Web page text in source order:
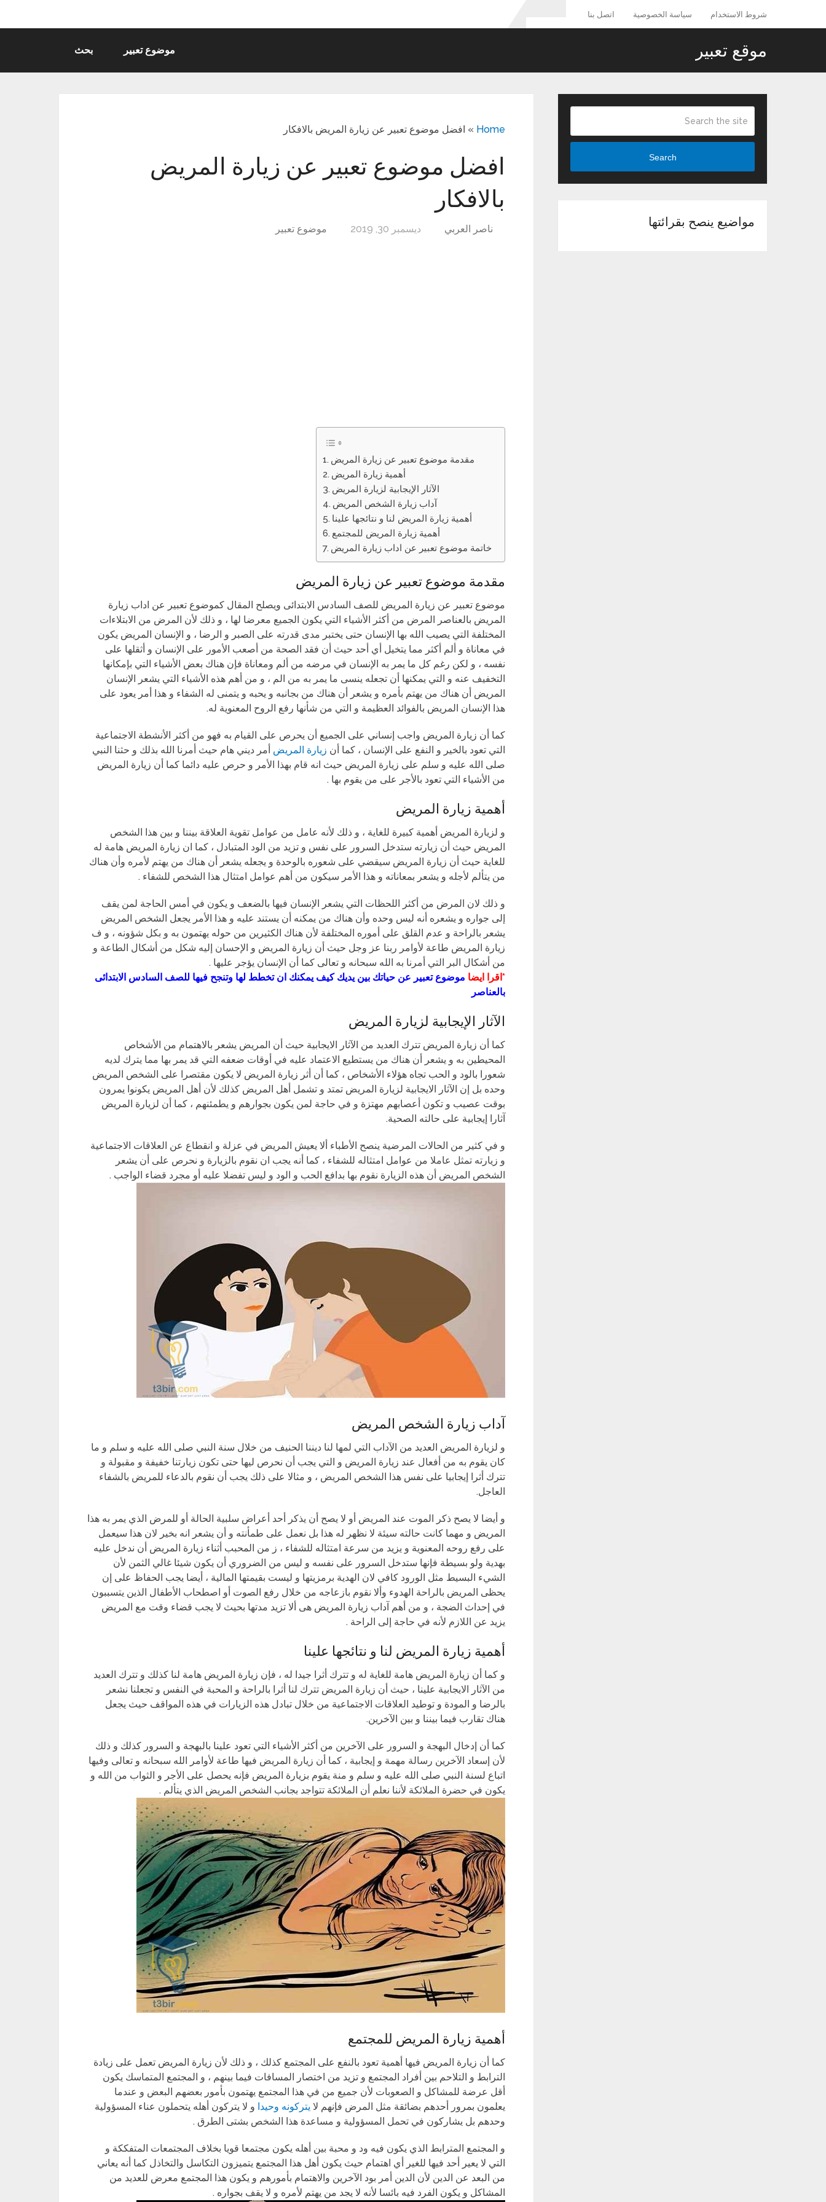
شروط الاستخدام سياسة الخصوصية اتصل بنا
موقع تعبير موضوع تعبير بحث
Home
» افضل موضوع تعبير عن زيارة المريض بالافكار
افضل موضوع تعبير عن زيارة المريض
بالافكار
ناصر العربي ديسمبر 30, 2019 موضوع تعبير
مقدمة موضوع تعبير عن زيارة المريض
أهمية زيارة المريض
الآثار الإيجابية لزيارة المريض
آداب زيارة الشخص المريض
أهمية زيارة المريض لنا و نتائجها علينا
أهمية زيارة المريض للمجتمع
خاتمة موضوع تعبير عن اداب زيارة المريض
مقدمة موضوع تعبير عن زيارة المريض
موضوع تعبير عن زيارة المريض للصف السادس الابتدائى ويصلح المقال كموضوع تعبير عن اداب زيارة
المريض بالعناصر المرض من أكثر الأشياء التي يكون الجميع معرضا لها ، و ذلك لأن المرض من الابتلاءات
المختلفة التي يصيب الله بها الإنسان حتى يختبر مدى قدرته على الصبر و الرضا ، و الإنسان المريض يكون
في معاناة و ألم أكثر مما يتخيل أي أحد حيث أن فقد الصحة من أصعب الأمور على الإنسان و أثقلها على
نفسه ، و لكن رغم كل ما يمر به الإنسان في مرضه من ألم ومعاناة فإن هناك بعض الأشياء التي بإمكانها
التخفيف عنه و التي يمكنها أن تجعله ينسى ما يمر به من الم ، و من أهم هذه الأشياء التي يشعر الإنسان
المريض أن هناك من يهتم بأمره و يشعر أن هناك من بجانبه و يحبه و يتمنى له الشفاء و هذا أمر يعود على
هذا الإنسان المريض بالفوائد العظيمة و التي من شأنها رفع الروح المعنوية له.
كما أن زيارة المريض واجب إنساني على الجميع أن يحرص على القيام به فهو من أكثر الأنشطة الاجتماعية
التي تعود بالخير و النفع على الإنسان ، كما أن زيارة المريض أمر ديني هام حيث أمرنا الله بذلك و حثنا النبي
صلى الله عليه و سلم على زيارة المريض حيث انه قام بهذا الأمر و حرص عليه دائما كما أن زيارة المريض
من الأشياء التي تعود بالأجر على من يقوم بها .
أهمية زيارة المريض
و لزيارة المريض أهمية كبيرة للغاية ، و ذلك لأنه عامل من عوامل تقوية العلاقة بيننا و بين هذا الشخص
المريض حيث أن زيارته ستدخل السرور على نفس و تزيد من الود المتبادل ، كما ان زيارة المريض هامة له
للغاية حيث أن زيارة المريض سيقضي على شعوره بالوحدة و يجعله يشعر أن هناك من يهتم لأمره وأن هناك
من يتألم لأجله و يشعر بمعاناته و هذا الأمر سيكون من أهم عوامل امتثال هذا الشخص للشفاء .
و ذلك لان المرض من أكثر اللحظات التي يشعر الإنسان فيها بالضعف و يكون في أمس الحاجة لمن يقف
إلى جواره و يشعره أنه ليس وحده وأن هناك من يمكنه أن يستند عليه و هذا الأمر يجعل الشخص المريض
يشعر بالراحة و عدم القلق على أموره المختلفة لأن هناك الكثيرين من حوله يهتمون به و بكل شؤونه ، و ف
زيارة المريض طاعة لأوامر ربنا عز وجل حيث أن زيارة المريض و الإحسان إليه شكل من أشكال الطاعة و
من أشكال البر التي أمرنا به الله سبحانه و تعالى كما أن الإنسان يؤجر عليها .
*اقرا ايضا موضوع تعبير عن حياتك بين يديك كيف يمكنك ان تخطط لها وتنجح فيها للصف السادس الابتدائى
بالعناصر
الآثار الإيجابية لزيارة المريض
كما أن زيارة المريض تترك العديد من الآثار الايجابية حيث أن المريض يشعر بالاهتمام من الأشخاص
المحيطين به و يشعر أن هناك من يستطيع الاعتماد عليه في أوقات ضعفه التي قد يمر بها مما يترك لديه
شعورا بالود و الحب تجاه هؤلاء الأشخاص ، كما أن أثر زيارة المريض لا يكون مقتصرا على الشخص المريض
وحده بل إن الآثار الايجابية لزيارة المريض تمتد و تشمل أهل المريض كذلك لأن أهل المريض يكونوا يمرون
بوقت عصيب و تكون أعصابهم مهتزة و في حاجة لمن يكون بجوارهم و يطمئنهم ، كما أن لزيارة المريض
آثارا إيجابية على حالته الصحية.
و في كثير من الحالات المرضية ينصح الأطباء ألا يعيش المريض في عزلة و انقطاع عن العلاقات الاجتماعية
و زيارته تمثل عاملا من عوامل امتثاله للشفاء ، كما أنه يجب ان نقوم بالزيارة و نحرص على أن يشعر
الشخص المريض أن هذه الزيارة نقوم بها بدافع الحب و الود و ليس تفضلا عليه أو مجرد قضاء الواجب .
آداب زيارة الشخص المريض
و لزيارة المريض العديد من الآداب التي لمها لنا ديننا الحنيف من خلال سنة النبي صلى الله عليه و سلم و ما
كان يقوم به من أفعال عند زيارة المريض و التي يجب أن نحرص ليها حتى تكون زيارتنا خفيفة و مقبولة و
تترك أثرا إيجابيا على نفس هذا الشخص المريض ، و مثالا على ذلك يجب أن نقوم بالدعاء للمريض بالشفاء
العاجل.
و أيضا لا يصح ذكر الموت عند المريض أو لا يصح أن يذكر أحد أعراض سلبية الحالة أو للمرض الذي يمر به هذا
المريض و مهما كانت حالته سيئة لا نظهر له هذا بل نعمل على طمأنته و أن يشعر انه بخير لان هذا سيعمل
على رفع روحه المعنوية و يزيد من سرعة امتثاله للشفاء ، ز من المحبب أثناء زيارة المريض أن ندخل عليه
بهدية ولو بسيطة فإنها ستدخل السرور على نفسه و ليس من الضروري أن يكون شيئا غالي الثمن لأن
الشيء البسيط مثل الورود كافي لان الهدية برمزيتها و ليست بقيمتها المالية ، أيضا يجب الحفاظ على إن
يحظى المريض بالراحة الهدوء وألا نقوم بازعاجه من خلال رفع الصوت أو اصطحاب الأطفال الذين يتسببون
في إحداث الضجة ، و من أهم آداب زيارة المريض هى ألا تزيد مدتها بحيث لا يجب قضاء وقت مع المريض
يزيد عن اللازم لأنه في حاجة إلى الراحة .
أهمية زيارة المريض لنا و نتائجها علينا
و كما أن زيارة المريض هامة للغاية له و تترك أثرا جيدا له ، فإن زيارة المريض هامة لنا كذلك و تترك العديد
من الآثار الايجابية علينا ، حيث أن زيارة المريض تترك لنا أثرا بالراحة و المحبة في النفس و تجعلنا نشعر
بالرضا و المودة و توطيد العلاقات الاجتماعية من خلال تبادل هذه الزيارات في هذه المواقف حيث يجعل
هناك تقارب فيما بيننا و بين الآخرين.
كما أن إدخال البهجة و السرور على الآخرين من أكثر الأشياء التي تعود علينا بالبهجة و السرور كذلك و ذلك
لأن إسعاد الآخرين رسالة مهمة و إيجابية ، كما أن زيارة المريض فيها طاعة لأوامر الله سبحانه و تعالى وفيها
اتباع لسنة النبي صلى الله عليه و سلم و منة يقوم بزيارة المريض فإنه يحصل على الأجر و الثواب من الله و
يكون في حضرة الملائكة لأننا نعلم أن الملائكة تتواجد بجانب الشخص المريض الذي يتألم .
أهمية زيارة المريض للمجتمع
كما أن زيارة المريض فيها أهمية تعود بالنفع على المجتمع كذلك ، و ذلك لأن زيارة المريض تعمل على زيادة
الترابط و التلاحم بين أفراد المجتمع و تزيد من اختصار المسافات فيما بينهم ، و المجتمع المتماسك يكون
أقل عرضة للمشاكل و الصعوبات لأن جميع من في هذا المجتمع يهتمون بأمور بعضهم البعض و عندما
يعلمون بمرور أحدهم بضائقة مثل المرض فإنهم لا يتركونه وحيدا و لا يتركون أهله يتحملون عناء المسؤولية
وحدهم بل يشاركون في تحمل المسؤولية و مساعدة هذا الشخص بشتى الطرق .
و المجتمع المترابط الذي يكون فيه ود و محبة بين أهله يكون مجتمعا قويا بخلاف المجتمعات المتفككة و
التي لا يعير أحد فيها للغير أي اهتمام حيث يكون أهل هذا المجتمع يتميزون التكاسل والتخاذل كما أنه يعاني
من البعد عن الدين لأن الدين أمر بود الآخرين والاهتمام بأمورهم و يكون هذا المجتمع معرض للعديد من
المشاكل و يكون الفرد فيه بائسا لأنه لا يجد من يهتم لأمره و لا يقف بجواره .
Search
مواضيع ينصح بقرائتها